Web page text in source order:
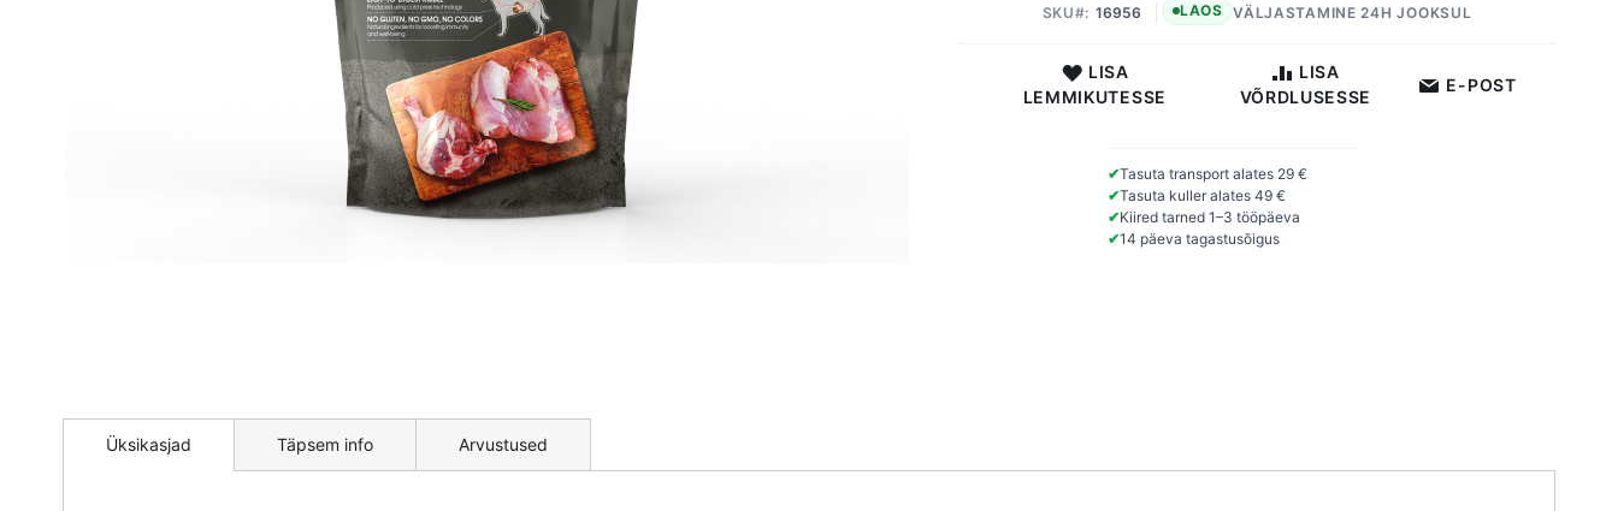
VÄLJASTAMINE 24H JOOKSUL
SKU 16956 LAOS
LISA
LEMMIKUTESSE
LISA
VÕRDLUSESSE
E-POST
✔Tasuta transport alates 29 €
✔Tasuta kuller alates 49 €
✔Kiired tarned 1–3 tööpäeva
✔14 päeva tagastusõigus
pildigalerii
algusesseÜksikasjad Täpsem info Arvustused